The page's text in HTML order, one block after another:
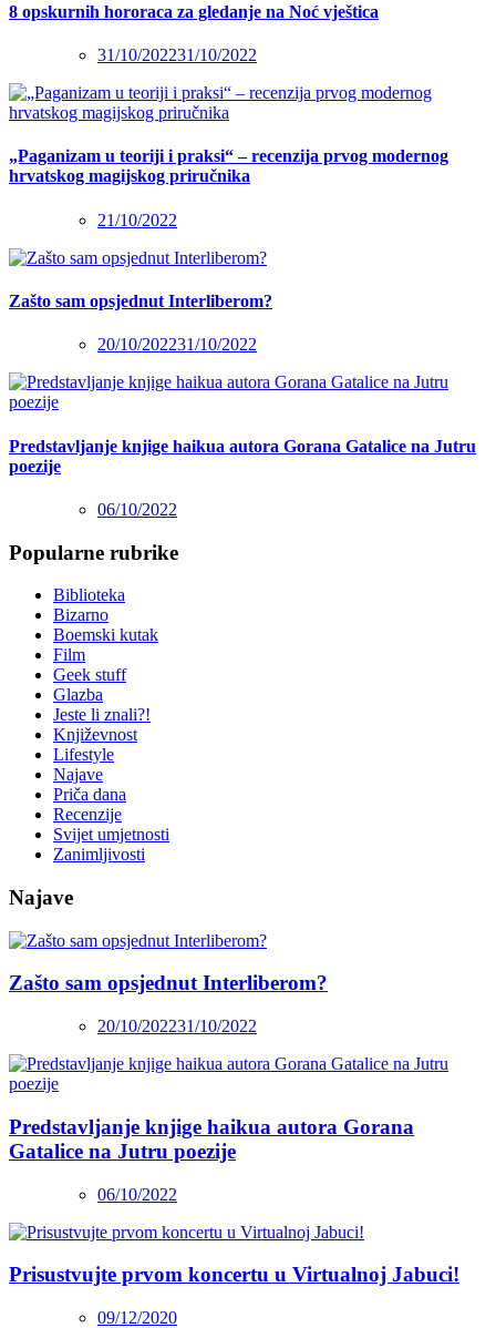
8 opskurnih hororaca za gledanje na Noć vještica
31/10/202231/10/2022
„Paganizam u teoriji i praksi“ – recenzija prvog modernog
hrvatskog magijskog priručnika
21/10/2022
Zašto sam opsjednut Interliberom?
20/10/202231/10/2022
Predstavljanje knjige haikua autora Gorana Gatalice na Jutru
poezije
06/10/2022
Popularne rubrike
Biblioteka
Bizarno
Boemski kutak
Film
Geek stuff
Glazba
Jeste li znali?!
Književnost
Lifestyle
Najave
Priča dana
Recenzije
Svijet umjetnosti
Zanimljivosti
Najave
Zašto sam opsjednut Interliberom?
20/10/202231/10/2022
Predstavljanje knjige haikua autora Gorana
Gatalice na Jutru poezije
06/10/2022
Prisustvujte prvom koncertu u Virtualnoj Jabuci!
09/12/2020